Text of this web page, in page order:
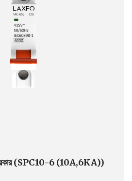
ব্রেকার (SPC10-6 (10A,6KA))